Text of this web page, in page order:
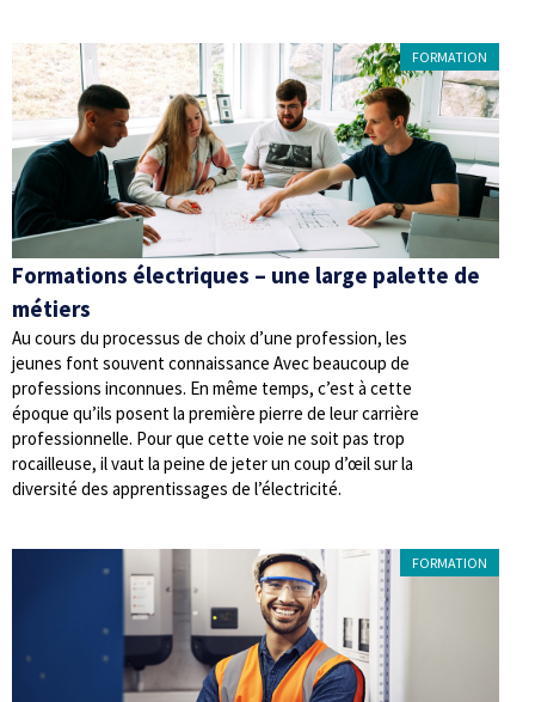
FORMATION
Formations électriques – une large palette de
métiers
Au cours du processus de choix d’une profession, les
jeunes font souvent connaissance Avec beaucoup de
professions inconnues. En même temps, c’est à cette
époque qu’ils posent la première pierre de leur carrière
professionnelle. Pour que cette voie ne soit pas trop
rocailleuse, il vaut la peine de jeter un coup d’œil sur la
diversité des apprentissages de l’électricité.
FORMATION